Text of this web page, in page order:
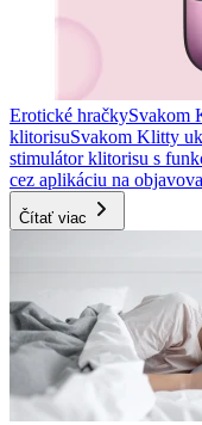
Erotické hračkySvakom
klitorisuSvakom Klitty
stimulátor klitorisu s
cez aplikáciu na
Čítať viac